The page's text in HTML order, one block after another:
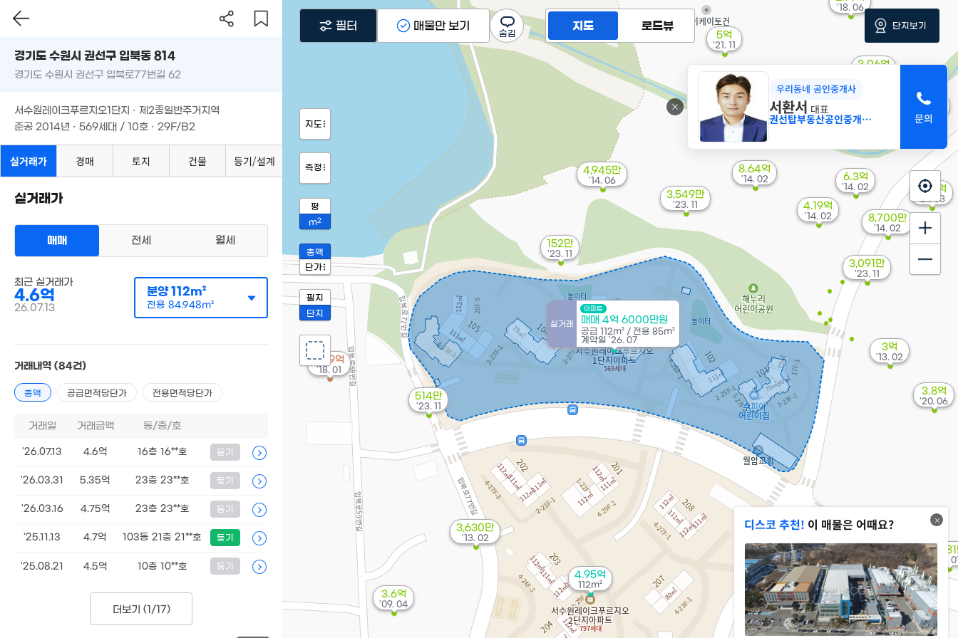
실거래
아파트
매매 4억 6000만원
공급 112m² / 전용 85m²
계약일 '26. 07
4.95억
112m²
3,091만
'23. 11
3,549만
'23. 11
152만
'23. 11
514만
'23. 11
5억
'21. 11
7.42억
'21. 03
3.8억
'20. 06
3.06억
3.98억
'18. 06
8.99억
'18. 01
2,381
'14.
4,945만
'14. 06
4.19억
'14. 02
8.64억
'14. 02
8,700만
'14. 02
6.3억
'14. 02
3억
'13. 02
3,630만
'13. 02
3.6억
'09. 04
디스코 추천! 이 매물은 어때요?
우리동네 공인중개사
서환서 대표
권선탑부동산공인중개사사무소
지도 로드뷰
지도
측정
평
m2
총액
단가
필지
단지
필터 매물만 보기 단지보기
경기도 수원시 권선구 입북동 814
경기도 수원시 권선구 입북로77번길 62
서수원레이크푸르지오1단지 · 제2종일반주거지역
준공 2014년 · 569세대 / 10호 · 29F/B2
실거래가 경매 토지 건물 등기/설계
실거래가
매매 전세 월세
최근 실거래가
4.6억
26.07.13
분양112m²
전용 84.948m²
거래내역 (84건)
총액 공급면적당단가 전용면적당단가
거래일 거래금액 동/층/호
'26.07.13 4.6억 16층 16**호 등기
'26.03.31 5.35억 23층 23**호 등기
'26.03.16 4.75억 23층 23**호 등기
'25.11.13 4.7억 103동 21층 21**호 등기
'25.08.21 4.5억 10층 10**호 등기
더보기 (1/17)